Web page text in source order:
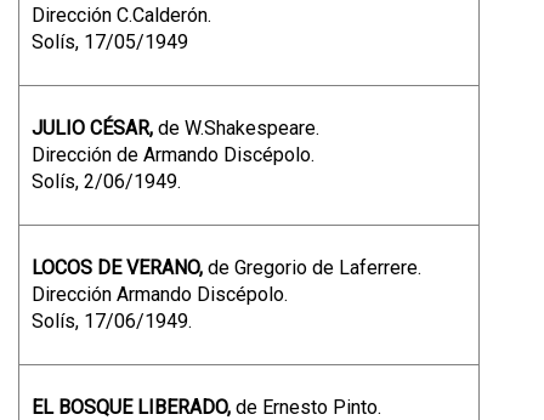
Dirección C.Calderón.
Solís, 17/05/1949
JULIO CÉSAR, de W.Shakespeare.
Dirección de Armando Discépolo.
Solís, 2/06/1949.
LOCOS DE VERANO, de Gregorio de Laferrere.
Dirección Armando Discépolo.
Solís, 17/06/1949.
EL BOSQUE LIBERADO, de Ernesto Pinto.